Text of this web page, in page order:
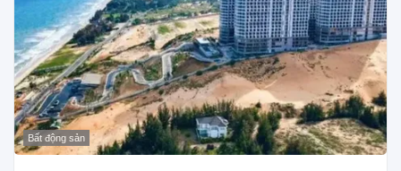
Bất động sản